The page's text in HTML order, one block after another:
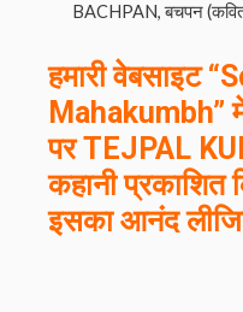
BACHPAN,बचपन
हमारी वेबसाइट
Mahakumbh”
परTEJPAL
कहानी प्रकाशित
इसका आनंद